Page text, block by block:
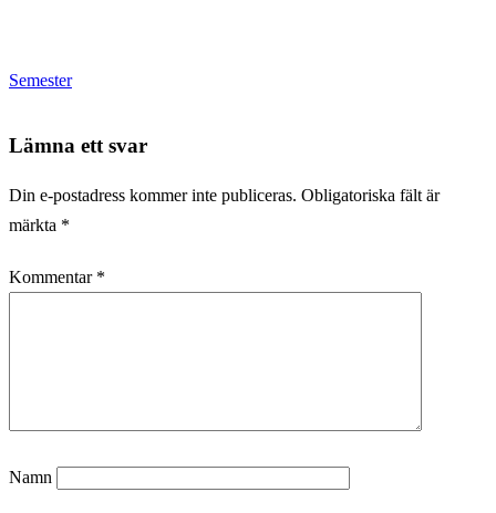
Semester
Lämna ett svar
Din e-postadress kommer inte publiceras. Obligatoriska fält är
märkta *
Kommentar *
Namn